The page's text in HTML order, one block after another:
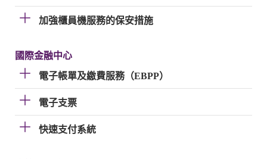
加強櫃員機服務的保安措施
國際金融中心
電子帳單及繳費服務（EBPP）
電子支票
快速支付系統